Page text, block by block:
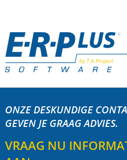
ONZE DESKUNDIGE
GEVEN JE GRAAG ADVIES.
VRAAG NU